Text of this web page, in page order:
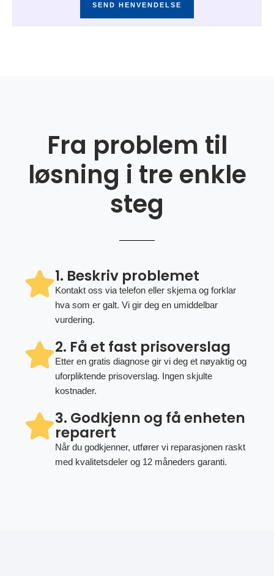
SEND HENVENDELSE
Fra problem til
løsning i tre enkle
steg
1. Beskriv problemet
Kontakt oss via telefon eller skjema og forklar
hva som er galt. Vi gir deg en umiddelbar
vurdering.
2. Få et fast prisoverslag
Etter en gratis diagnose gir vi deg et nøyaktig og
uforpliktende prisoverslag. Ingen skjulte
kostnader.
3. Godkjenn og få enheten
reparert
Når du godkjenner, utfører vi reparasjonen raskt
med kvalitetsdeler og 12 måneders garanti.